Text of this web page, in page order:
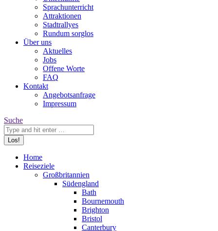
Sprachunterricht
Attraktionen
Stadtrallyes
Rundum sorglos
Über uns
Aktuelles
Jobs
Offene Worte
FAQ
Kontakt
Angebotsanfrage
Impressum
Search:
Suche
Home
Reiseziele
Großbritannien
Südengland
Bath
Bournemouth
Brighton
Bristol
Canterbury